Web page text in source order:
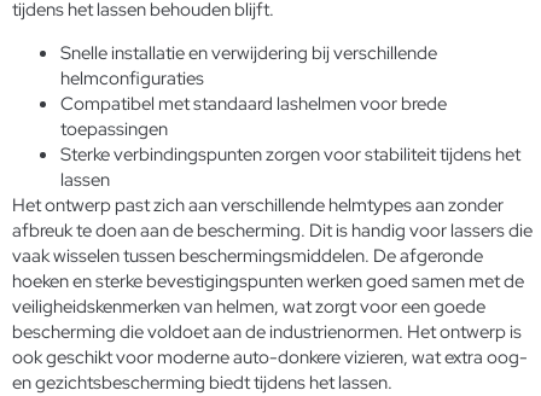
tijdens het lassen behouden blijft.
Snelle installatie en verwijdering bij verschillende
helmconfiguraties
Compatibel met standaard lashelmen voor brede
toepassingen
Sterke verbindingspunten zorgen voor stabiliteit tijdens het
lassen
Het ontwerp past zich aan verschillende helmtypes aan zonder
afbreuk te doen aan de bescherming. Dit is handig voor lassers die
vaak wisselen tussen beschermingsmiddelen. De afgeronde
hoeken en sterke bevestigingspunten werken goed samen met de
veiligheidskenmerken van helmen, wat zorgt voor een goede
bescherming die voldoet aan de industrienormen. Het ontwerp is
ook geschikt voor moderneauto-donkere vizieren, wat extra oog-
en gezichtsbescherming biedt tijdens het lassen.